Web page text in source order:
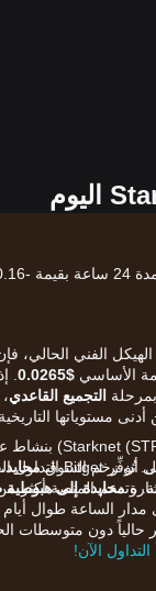
الفني
الأساسي $0.0265
.
التجميع القاعدي
مستوياتها التاريخية.
أن زخم السوقمحايد
محايدة إلى هبوطية